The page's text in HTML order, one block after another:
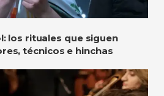
los rituales que siguen
técnicos e hinchas